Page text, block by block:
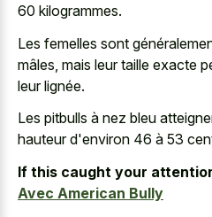
60 kilogrammes.
Les femelles sont
mâles, mais leur taille exacte
leur lignée.
Les pitbulls à nez bleu
hauteur d'environ 46 à 53
If this caught your
Avec American Bully